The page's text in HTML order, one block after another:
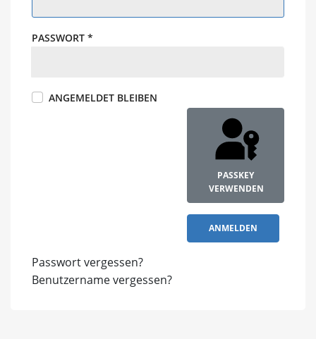
PASSWORT *
ANGEMELDET BLEIBEN
PASSKEY
VERWENDEN
ANMELDEN
Passwort vergessen?
Benutzername vergessen?